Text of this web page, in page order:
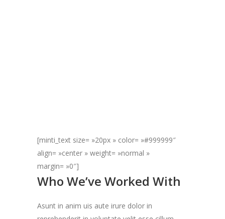
[minti_text size= »20px » color= »#999999″
align= »center » weight= »normal »
margin= »0″]
Who We’ve Worked With
Asunt in anim uis aute irure dolor in